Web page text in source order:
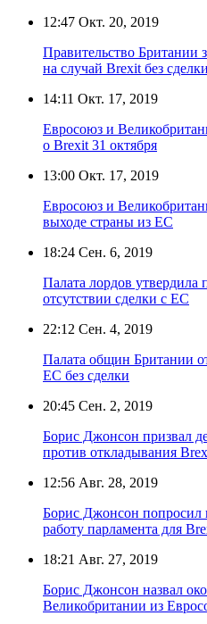
12:47 Окт. 20, 2019
Правительство Британии
на случай Brexit без сделки
14:11 Окт. 17, 2019
Евросоюз и
о Brexit 31 октября
13:00 Окт. 17, 2019
Евросоюз и
выходе страны из ЕС
18:24 Сен. 6, 2019
Палата лордов утвердила
отсутствии сделки с ЕС
22:12 Сен. 4, 2019
Палата общин Британии
ЕС без сделки
20:45 Сен. 2, 2019
Борис Джонсон призвал
против откладывания
12:56 Авг. 28, 2019
Борис Джонсон попросил
работу парламента для
18:21 Авг. 27, 2019
Борис Джонсон назвал
Великобритании из